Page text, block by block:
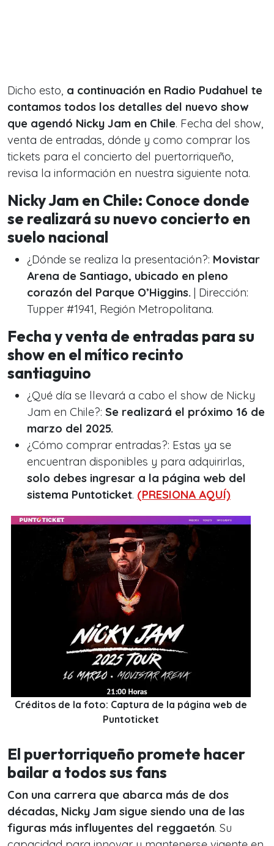
Dicho esto, a continuación en Radio Pudahuel te
contamos todos los detalles del nuevo show
que agendó Nicky Jam en Chile. Fecha del show,
venta de entradas, dónde y como comprar los
tickets para el concierto del puertorriqueño,
revisa la información en nuestra siguiente nota.
Nicky Jam en Chile: Conoce donde
se realizará su nuevo concierto en
suelo nacional
¿Dónde se realiza la presentación?: Movistar
Arena de Santiago, ubicado en pleno
corazón del Parque O’Higgins. | Dirección:
Tupper #1941, Región Metropolitana.
Fecha y venta de entradas para su
show en el mítico recinto
santiaguino
¿Qué día se llevará a cabo el show de Nicky
Jam en Chile?: Se realizará el próximo 16 de
marzo del 2025.
¿Cómo comprar entradas?: Estas ya se
encuentran disponibles y para adquirirlas,
solo debes ingresar a la página web del
sistema Puntoticket. (PRESIONA AQUÍ)
Créditos de la foto: Captura de la página web de
Puntoticket
El puertorriqueño promete hacer
bailar a todos sus fans
Con una carrera que abarca más de dos
décadas, Nicky Jam sigue siendo una de las
figuras más influyentes del reggaetón. Su